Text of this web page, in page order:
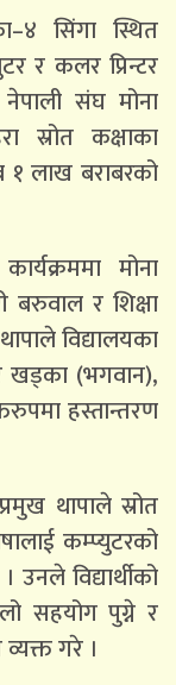
सिंगा स्थित
र कलर प्रिन्टर
संघ मोना
स्रोत कक्षाका
१ लाख बराबरको
मोना
बरुवाल र शिक्षा
विद्यालयका
खड्का (भगवान),
हस्तान्तरण
थापाले स्रोत
कम्प्युटरको
विद्यार्थीको
सहयोग पुग्ने र
व्यक्त गरे ।